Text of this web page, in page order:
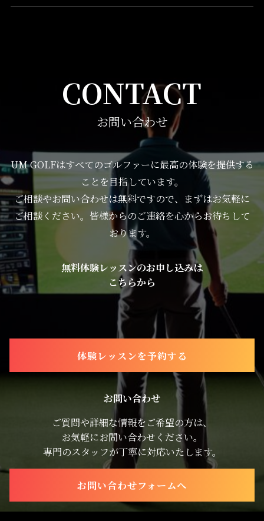
CONTACT
お問い合わせ
UM GOLFはすべてのゴルファーに最高の体験を提供する
ことを目指しています。
ご相談やお問い合わせは無料ですので、まずはお気軽に
ご相談ください。皆様からのご連絡を心からお待ちして
おります。
無料体験レッスンのお申し込みは
こちらから
体験レッスンを予約する
お問い合わせ
ご質問や詳細な情報をご希望の方は、
お気軽にお問い合わせください。
専門のスタッフが丁寧に対応いたします。
お問い合わせフォームへ